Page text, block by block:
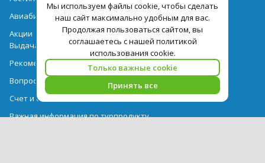
Мы используем файлы cookie, чтобы сделать
наш сайт максимально удобным для вас.
Продолжая пользоваться сайтом, вы
соглашаетесь с нашей политикой
использования cookie.
Только важные cookie
Принять все
Авиабилеты
Акции
Выдача документов
Рекомендации
Вопрос-ответ
Счет и оплата
Важная информация по турпродукту